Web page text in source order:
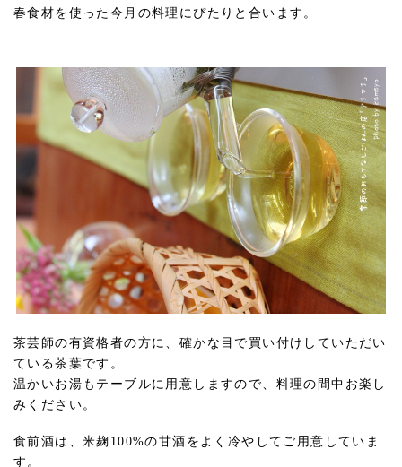
春食材を使った今月の料理にぴたりと合います。
茶芸師の有資格者の方に、確かな目で買い付けしていただい
ている茶葉です。
温かいお湯もテーブルに用意しますので、料理の間中お楽し
みください。
食前酒は、米麹100%の甘酒をよく冷やしてご用意していま
す。